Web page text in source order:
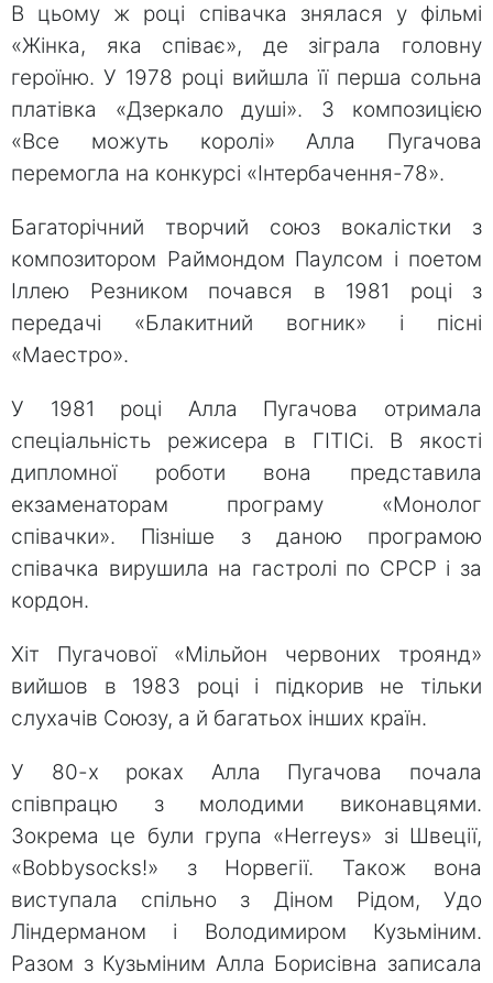
В цьому ж році співачка знялася у фільмі
«Жінка, яка співає», де зіграла головну
героїню. У 1978 році вийшла її перша сольна
платівка «Дзеркало душі». З композицією
«Все можуть королі» Алла Пугачова
перемогла на конкурсі «Інтербачення-78».
Багаторічний творчий союз вокалістки з
композитором Раймондом Паулсом і поетом
Іллею Резником почався в 1981 році з
передачі «Блакитний вогник» і пісні
«Маестро».
У 1981 році Алла Пугачова отримала
спеціальність режисера в ГІТІСі. В якості
дипломної роботи вона представила
екзаменаторам програму «Монолог
співачки». Пізніше з даною програмою
співачка вирушила на гастролі по СРСР і за
кордон.
Хіт Пугачової «Мільйон червоних троянд»
вийшов в 1983 році і підкорив не тільки
слухачів Союзу, а й багатьох інших країн.
У 80-х роках Алла Пугачова почала
співпрацю з молодими виконавцями.
Зокрема це були група «Herreys» зі Швеції,
«Bobbysocks!» з Норвегії. Також вона
виступала спільно з Діном Рідом, Удо
Ліндерманом і Володимиром Кузьміним.
Разом з Кузьміним Алла Борисівна записала